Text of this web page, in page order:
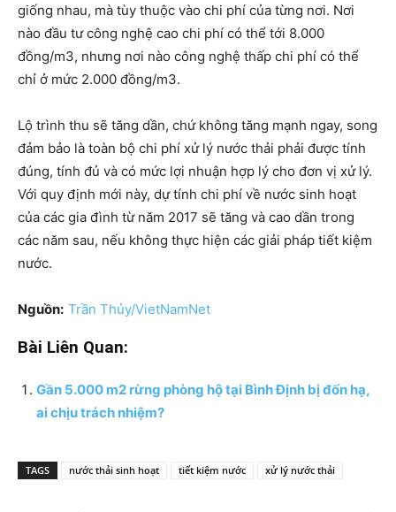
giống nhau, mà tùy thuộc vào chi phí của từng nơi. Nơi
nào đầu tư công nghệ cao chi phí có thể tới 8.000
đồng/m3, nhưng nơi nào công nghệ thấp chi phí có thể
chỉ ở mức 2.000 đồng/m3.
Lộ trình thu sẽ tăng dần, chứ không tăng mạnh ngay, song
đảm bảo là toàn bộ chi phí xử lý nước thải phải được tính
đúng, tính đủ và có mức lợi nhuận hợp lý cho đơn vị xử lý.
Với quy định mới này, dự tính chi phí về nước sinh hoạt
của các gia đình từ năm 2017 sẽ tăng và cao dần trong
các năm sau, nếu không thực hiện các giải pháp tiết kiệm
nước.
Nguồn: Trần Thủy/VietNamNet
Bài Liên Quan:
Gần 5.000 m2 rừng phòng hộ tại Bình Định bị đốn hạ,
ai chịu trách nhiệm?
TAGS nước thải sinh hoạt tiết kiệm nước xử lý nước thải